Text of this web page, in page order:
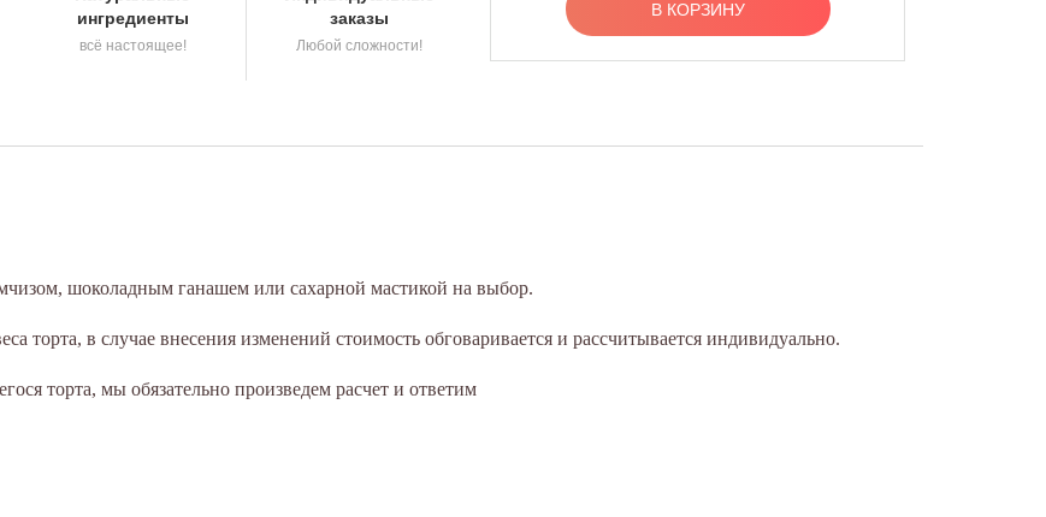
ингредиенты
всё настоящее!
заказы
Любой сложности!
В КОРЗИНУ
шоколадным ганашем или сахарной мастикой на выбор.
торта, в случае внесения изменений стоимость обговаривается и рассчитывается индивидуально.
торта, мы обязательно произведем расчет и ответим